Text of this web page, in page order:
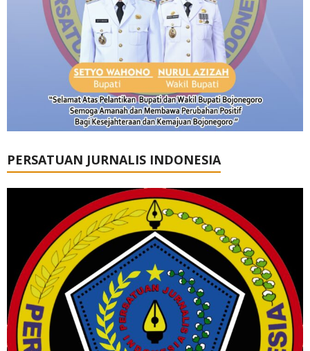
PERSATUAN JURNALIS INDONESIA